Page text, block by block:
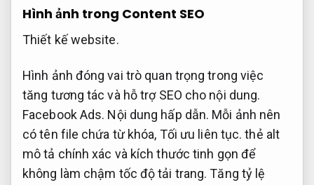
Hình ảnh trong Content SEO
Thiết kế website.
Hình ảnh đóng vai trò quan trọng trong việc
tăng tương tác và hỗ trợ SEO cho nội dung.
Facebook Ads. Nội dung hấp dẫn. Mỗi ảnh nên
có tên file chứa từ khóa, Tối ưu liên tục. thẻ alt
mô tả chính xác và kích thước tinh gọn để
không làm chậm tốc độ tải trang.Tăng tỷ lệ